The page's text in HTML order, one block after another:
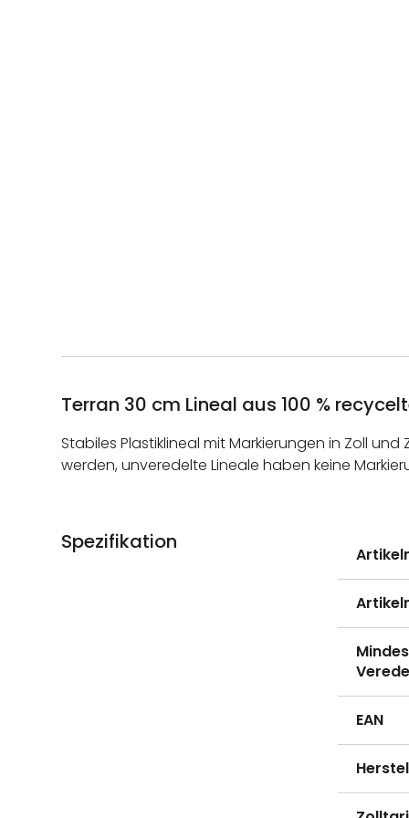
Terran 30 cm Lineal aus 100 %
Stabiles Plastiklineal mit Markierungen in Zoll
werden, unveredelte Lineale haben keine
Spezifikation
EAN